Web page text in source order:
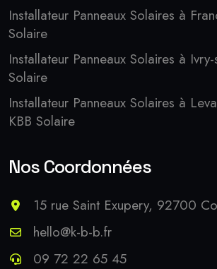
Installateur Panneaux Solaires à
Solaire
Installateur Panneaux Solaires à
Solaire
Installateur Panneaux Solaires à
KBB Solaire
Nos Coordonnées
15 rue Saint Exupery, 92700
hello@k-b-b.fr
09 72 22 65 45